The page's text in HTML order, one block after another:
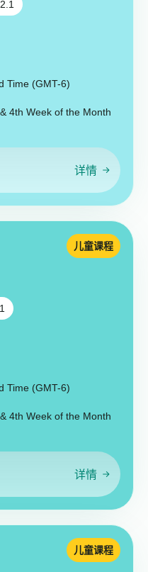
Time (GMT-6)
4th Week of the Month
详情
儿童课程
Time (GMT-6)
4th Week of the Month
详情
儿童课程